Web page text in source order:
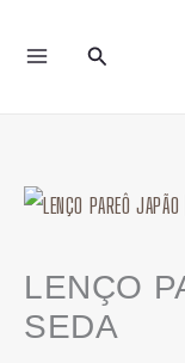
para
Pesquisar
LENÇO
SEDA
LENÇO
JAPÃO
|